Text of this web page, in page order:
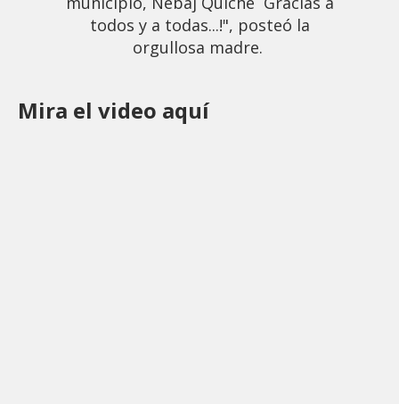
todos y a todas...!", posteó la
orgullosa madre.
Mira el video aquí